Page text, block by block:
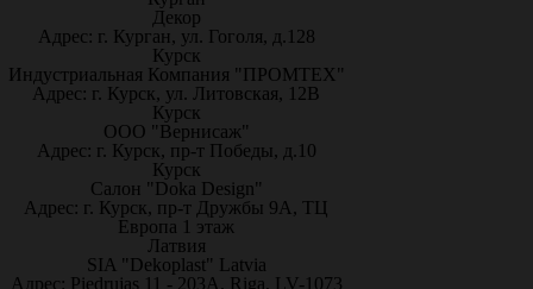
Декор
Адрес: г. Курган, ул. Гоголя, д.128
Курск
Индустриальная Компания "ПРОМТЕХ"
Адрес: г. Курск, ул. Литовская, 12В
Курск
ООО "Вернисаж"
Адрес: г. Курск, пр-т Победы, д.10
Курск
Салон "Doka Design"
Адрес: г. Курск, пр-т Дружбы 9А, ТЦ
Европа 1 этаж
Латвия
SIA "Dekoplast" Latvia
Адрес: Piedrujas 11 - 203A, Riga, LV-1073